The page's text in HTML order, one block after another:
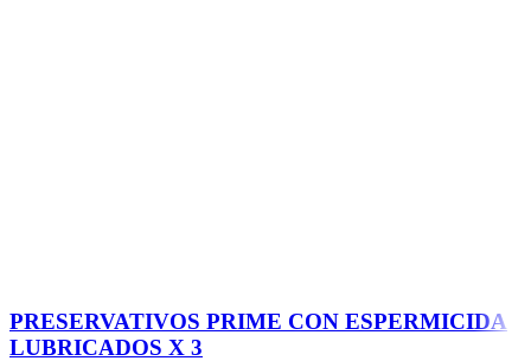
PRESERVATIVOS PRIME CON ESPERMICIDA
LUBRICADOS X 3